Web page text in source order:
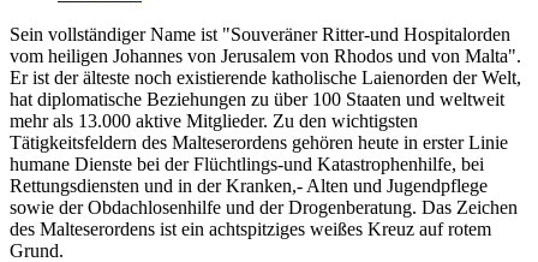
Sein vollständiger Name ist "Souveräner Ritter-und Hospitalorden
vom heiligen Johannes von Jerusalem von Rhodos und von Malta".
Er ist der älteste noch existierende katholische Laienorden der Welt,
hat diplomatische Beziehungen zu über 100 Staaten und weltweit
mehr als 13.000 aktive Mitglieder. Zu den wichtigsten
Tätigkeitsfeldern des Malteserordens gehören heute in erster Linie
humane Dienste bei der Flüchtlings-und Katastrophenhilfe, bei
Rettungsdiensten und in der Kranken,- Alten und Jugendpflege
sowie der Obdachlosenhilfe und der Drogenberatung. Das Zeichen
des Malteserordens ist ein achtspitziges weißes Kreuz auf rotem
Grund.